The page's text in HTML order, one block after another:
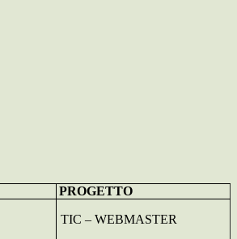
PROGETTO
TIC – WEBMASTER